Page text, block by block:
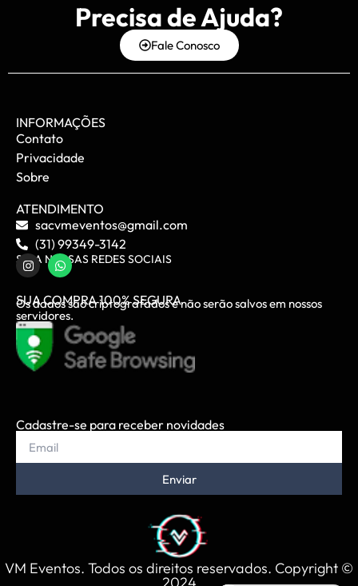
Precisa de Ajuda?
Fale Conosco
INFORMAÇÕES
Contato
Privacidade
Sobre
ATENDIMENTO
sacvmeventos@gmail.com
(31) 99349-3142
SIGA NOSSAS REDES SOCIAIS
SUA COMPRA 100% SEGURA
Os dados são criptografados e não serão salvos em nossos
servidores.
Cadastre-se para receber novidades
Enviar
VM Eventos. Todos os direitos reservados. Copyright ©